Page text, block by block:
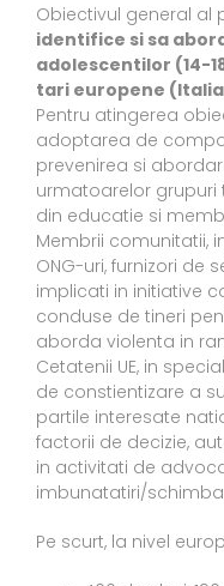
Obiectivul general al
identifice si sa
adolescentilor (14-
tari europene
Pentru atingerea
adoptarea de
prevenirea si
urmatoarelor grupuri
din educatie si
Membrii comunitatii,
ONG-uri, furnizori de
implicati in initiative
conduse de tineri
aborda violenta in
Cetatenii UE, in
de constientizare a
partile interesate
factorii de decizie,
in activitati de
imbunatatiri/
Pe scurt, la nivel